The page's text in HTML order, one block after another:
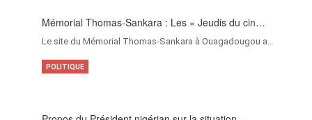
Mémorial Thomas-Sankara : Les « Jeudis du cin…
Le site du Mémorial Thomas-Sankara à Ouagadougou a…
POLITIQUE